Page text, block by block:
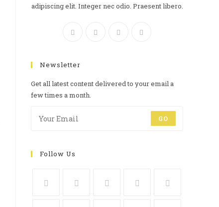
adipiscing elit. Integer nec odio. Praesent libero.
Newsletter
Get all latest content delivered to your email a
few times a month.
GO
Follow Us